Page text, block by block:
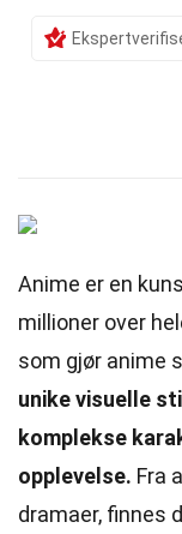
Anime er en
millioner over
som gjør anime
unike visuelle
komplekse
opplevelse. Fra
dramaer, finnes